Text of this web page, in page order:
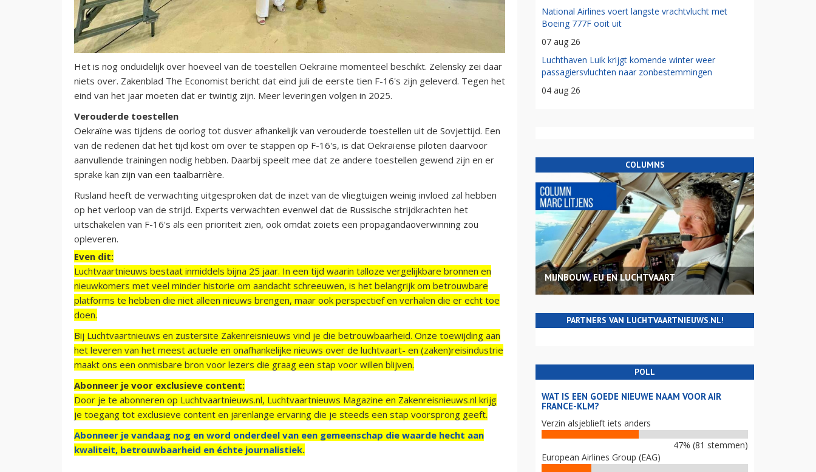
Het is nog onduidelijk over hoeveel van de toestellen Oekraïne momenteel beschikt. Zelensky zei daar
niets over. Zakenblad The Economist bericht dat eind juli de eerste tien F-16's zijn geleverd. Tegen het
eind van het jaar moeten dat er twintig zijn. Meer leveringen volgen in 2025.
Verouderde toestellen
Oekraïne was tijdens de oorlog tot dusver afhankelijk van verouderde toestellen uit de Sovjettijd. Een
van de redenen dat het tijd kost om over te stappen op F-16's, is dat Oekraïense piloten daarvoor
aanvullende trainingen nodig hebben. Daarbij speelt mee dat ze andere toestellen gewend zijn en er
sprake kan zijn van een taalbarrière.
Rusland heeft de verwachting uitgesproken dat de inzet van de vliegtuigen weinig invloed zal hebben
op het verloop van de strijd. Experts verwachten evenwel dat de Russische strijdkrachten het
uitschakelen van F-16's als een prioriteit zien, ook omdat zoiets een propagandaoverwinning zou
opleveren.
Even dit:
Luchtvaartnieuws bestaat inmiddels bijna 25 jaar. In een tijd waarin talloze vergelijkbare bronnen en
nieuwkomers met veel minder historie om aandacht schreeuwen, is het belangrijk om betrouwbare
platforms te hebben die niet alleen nieuws brengen, maar ook perspectief en verhalen die er echt toe
doen.
Bij Luchtvaartnieuws en zustersite Zakenreisnieuws vind je die betrouwbaarheid. Onze toewijding aan
het leveren van het meest actuele en onafhankelijke nieuws over de luchtvaart- en (zaken)reisindustrie
maakt ons een onmisbare bron voor lezers die graag een stap voor willen blijven.
Abonneer je voor exclusieve content:
Door je te abonneren op Luchtvaartnieuws.nl, Luchtvaartnieuws Magazine en Zakenreisnieuws.nl krijg
je toegang tot exclusieve content en jarenlange ervaring die je steeds een stap voorsprong geeft.
Abonneer je vandaag nog en word onderdeel van een gemeenschap die waarde hecht aan
kwaliteit, betrouwbaarheid en échte journalistiek.
National Airlines voert langste vrachtvlucht met
Boeing 777F ooit uit
07 aug 26
Luchthaven Luik krijgt komende winter weer
passagiersvluchten naar zonbestemmingen
04 aug 26
COLUMNS
MIJNBOUW, EU EN LUCHTVAART
PARTNERS VAN LUCHTVAARTNIEUWS.NL!
POLL
WAT IS EEN GOEDE NIEUWE NAAM VOOR AIR
FRANCE-KLM?
Verzin alsjeblieft iets anders
47% (81 stemmen)
European Airlines Group (EAG)